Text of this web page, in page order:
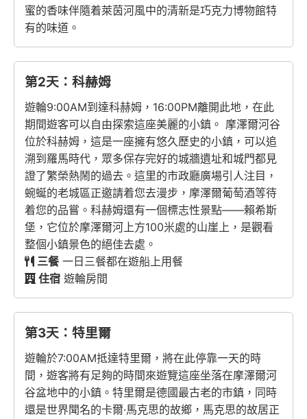
蜜的香味伴隨着萊茵河風中的清新是巧克力博物館特
有的味道。
第2天：科赫姆
遊輪9:00AM到達科赫姆，16:00PM離開此地，在此
期間遊客可以自由探索這座美麗的小鎮。 摩澤爾河谷
位於科赫姆，這是一座擁有悠久歷史的小鎮，可以追
溯到羅馬時代，眾多保存完好的城牆遺址和城門都見
證了繁榮熱鬧的過去。這里的市政廳廣場引人注目，
蜿蜒的老城區正邀請着您去漫步，摩澤爾葡萄酒等待
着您的品嘗。科赫姆還有一個標志性景點——賴希斯
堡，它位於摩澤爾河上方100米處的山崖上，是觀看
整個小鎮景色的絕佳去處。
三餐一日三餐都在遊船上用餐
住宿 遊輪房間
第3天：特里爾
遊輪於7:00AM抵達特里爾，將在此停靠一天的時
間，遊客將有足夠的時間來遊覽這座坐落在摩澤爾河
谷盆地中的小鎮。特里爾是德國最古老的市鎮，同時
還是世界聞名的卡爾·馬克思的故鄉，馬克思的故居正